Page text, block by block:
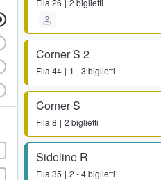
Fila 26 2 biglietti
Corner S 2
Fila 44 1 - 3 biglietti
Corner S
Fila 8 2 biglietti
Sideline R
Fila 35 2 - 4 biglietti